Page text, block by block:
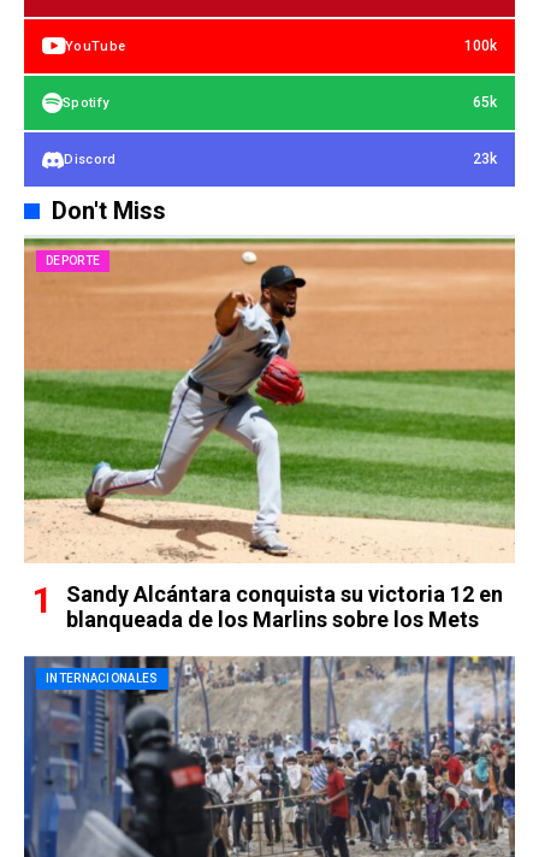
YouTube 100k
Spotify 65k
Discord 23k
Don't Miss
DEPORTE
Sandy Alcántara conquista su victoria 12 en
blanqueada de los Marlins sobre los Mets
INTERNACIONALES